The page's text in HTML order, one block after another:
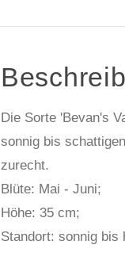
Die Sorte 'Bevan's
sonnig bis
zurecht.
Blüte: Mai - Juni;
Höhe: 35 cm;
Standort: sonnig